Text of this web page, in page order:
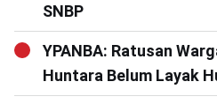
SNBP
YPANBA: Ratusan
Huntara Belum Layak